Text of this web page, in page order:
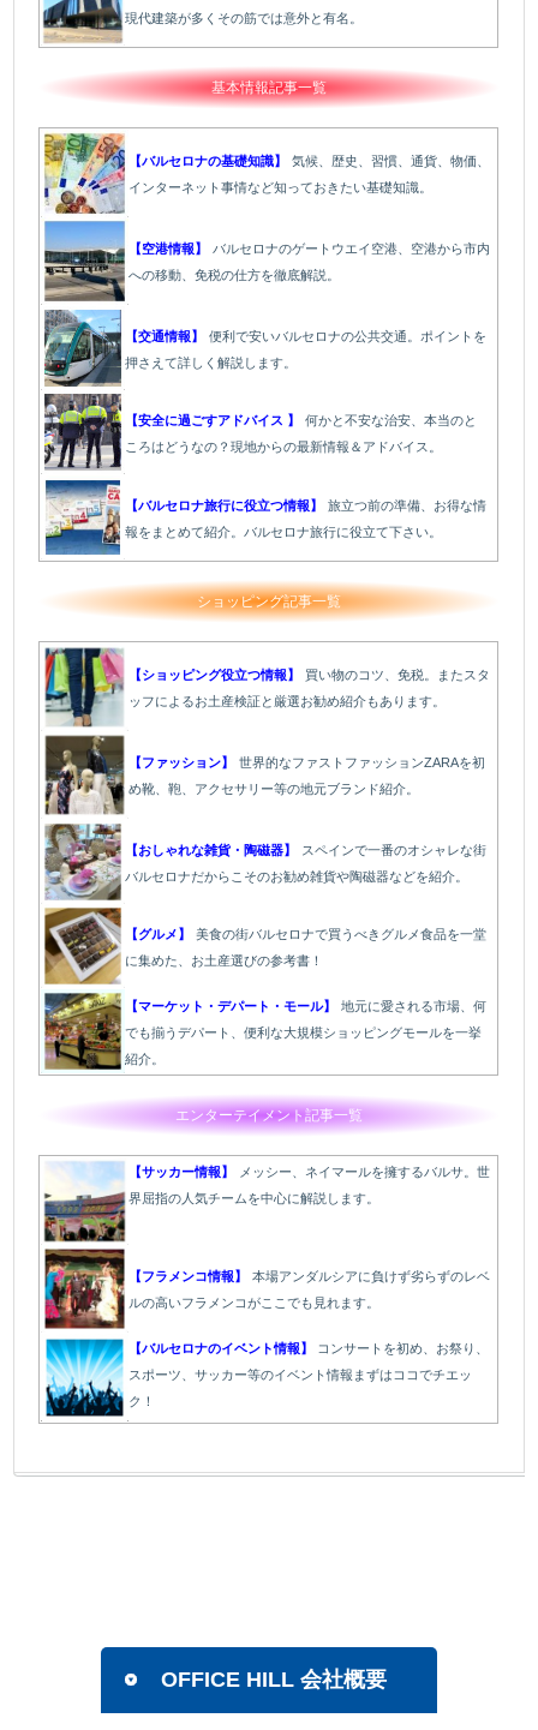
現代建築が多くその筋では意外と有名。
基本情報記事一覧
【バルセロナの基礎知識】
気候、歴史、習慣、通貨、物価、
インターネット事情など知っておきたい基礎知識。
【空港情報】
バルセロナのゲートウエイ空港、空港から市内
への移動、免税の仕方を徹底解説。
【交通情報】
便利で安いバルセロナの公共交通。ポイントを
押さえて詳しく解説します。
【安全に過ごすアドバイス 】
何かと不安な治安、本当のと
ころはどうなの？現地からの最新情報＆アドバイス。
【バルセロナ旅行に役立つ情報】
旅立つ前の準備、お得な情
報をまとめて紹介。バルセロナ旅行に役立て下さい。
ショッピング記事一覧
【ショッピング役立つ情報】
買い物のコツ、免税。またスタ
ッフによるお土産検証と厳選お勧め紹介もあります。
【ファッション】
世界的なファストファッションZARAを初
め靴、鞄、アクセサリー等の地元ブランド紹介。
【おしゃれな雑貨・陶磁器】
スペインで一番のオシャレな街
バルセロナだからこそのお勧め雑貨や陶磁器などを紹介。
【グルメ】
美食の街バルセロナで買うべきグルメ食品を一堂
に集めた、お土産選びの参考書！
【マーケット・デパート・モール】
地元に愛される市場、何
でも揃うデパート、便利な大規模ショッピングモールを一挙
紹介。
エンターテイメント記事一覧
【サッカー情報】
メッシー、ネイマールを擁するバルサ。世
界屈指の人気チームを中心に解説します。
【フラメンコ情報】
本場アンダルシアに負けず劣らずのレベ
ルの高いフラメンコがここでも見れます。
【バルセロナのイベント情報】
コンサートを初め、お祭り、
スポーツ、サッカー等のイベント情報まずはココでチエッ
ク！
OFFICE HILL 会社概要